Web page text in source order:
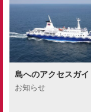
島へのアクセスガイ
お知らせ